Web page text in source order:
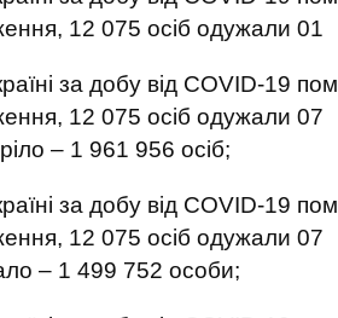
– 1 961 956 осіб;
– 1 499 752 особи;